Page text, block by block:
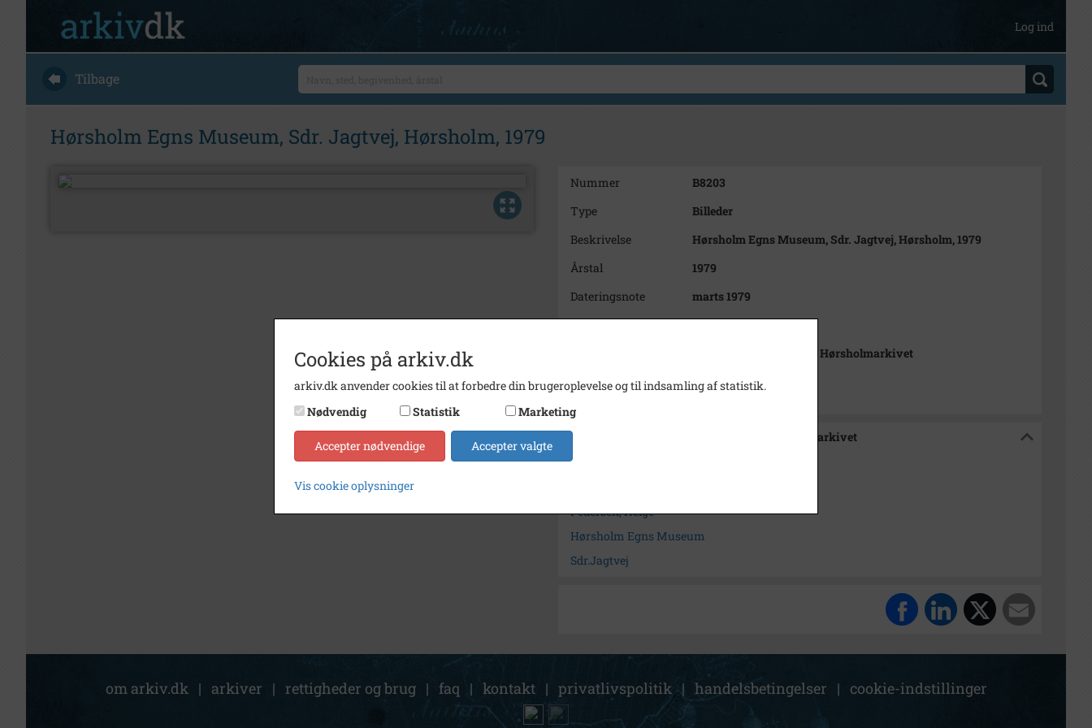
Log ind
Tilbage
Hørsholm Egns Museum, Sdr. Jagtvej, Hørsholm, 1979
Nummer
B8203
Type
Billeder
Beskrivelse
Hørsholm Egns Museum, Sdr. Jagtvej, Hørsholm, 1979
Årstal
1979
Dateringsnote
marts 1979
Fotograf
Pedersen, Helge
Museum Nordsjælland, Hørsholmarkivet
Kontakt arkivet
Søg videre i Museum Nordsjælland, Hørsholmarkivet
Sdr. Jagtvej
Pedersen, Helge
Hørsholm Egns Museum
Sdr.Jagtvej
om arkiv.dk | arkiver | rettigheder og brug | faq | kontakt | privatlivspolitik | handelsbetingelser | cookie-indstillinger
Cookies på arkiv.dk
arkiv.dk anvender cookies til at forbedre din brugeroplevelse og til indsamling af statistik.
Nødvendig
Statistik Marketing
Accepter nødvendige Accepter valgte
Vis cookie oplysninger